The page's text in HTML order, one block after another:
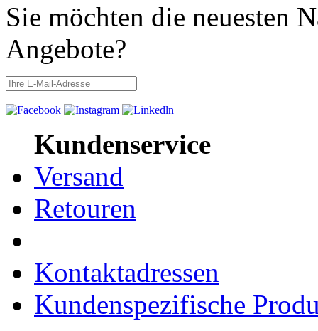
Sie möchten die neuesten
Angebote?
Kundenservice
Versand
Retouren
Kontaktadressen
Kundenspezifische